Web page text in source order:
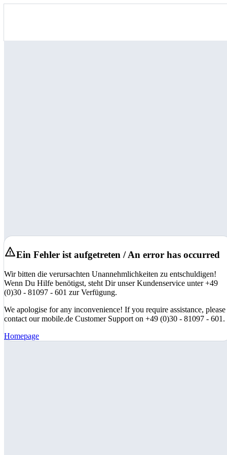
Ein Fehler ist aufgetreten / An error has occurred
Wir bitten die verursachten Unannehmlichkeiten zu entschuldigen!
Wenn Du Hilfe benötigst, steht Dir unser Kundenservice unter +49
(0)30 - 81097 - 601 zur Verfügung.
We apologise for any inconvenience! If you require assistance, please
contact our mobile.de Customer Support on +49 (0)30 - 81097 - 601.
Homepage